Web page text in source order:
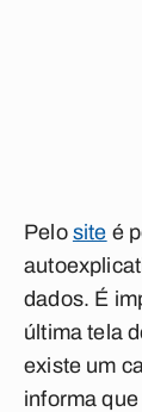
Pelo site é
dados. É
última tela
existe um
informa